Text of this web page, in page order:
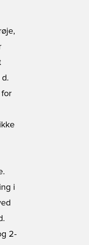
for
i
2-